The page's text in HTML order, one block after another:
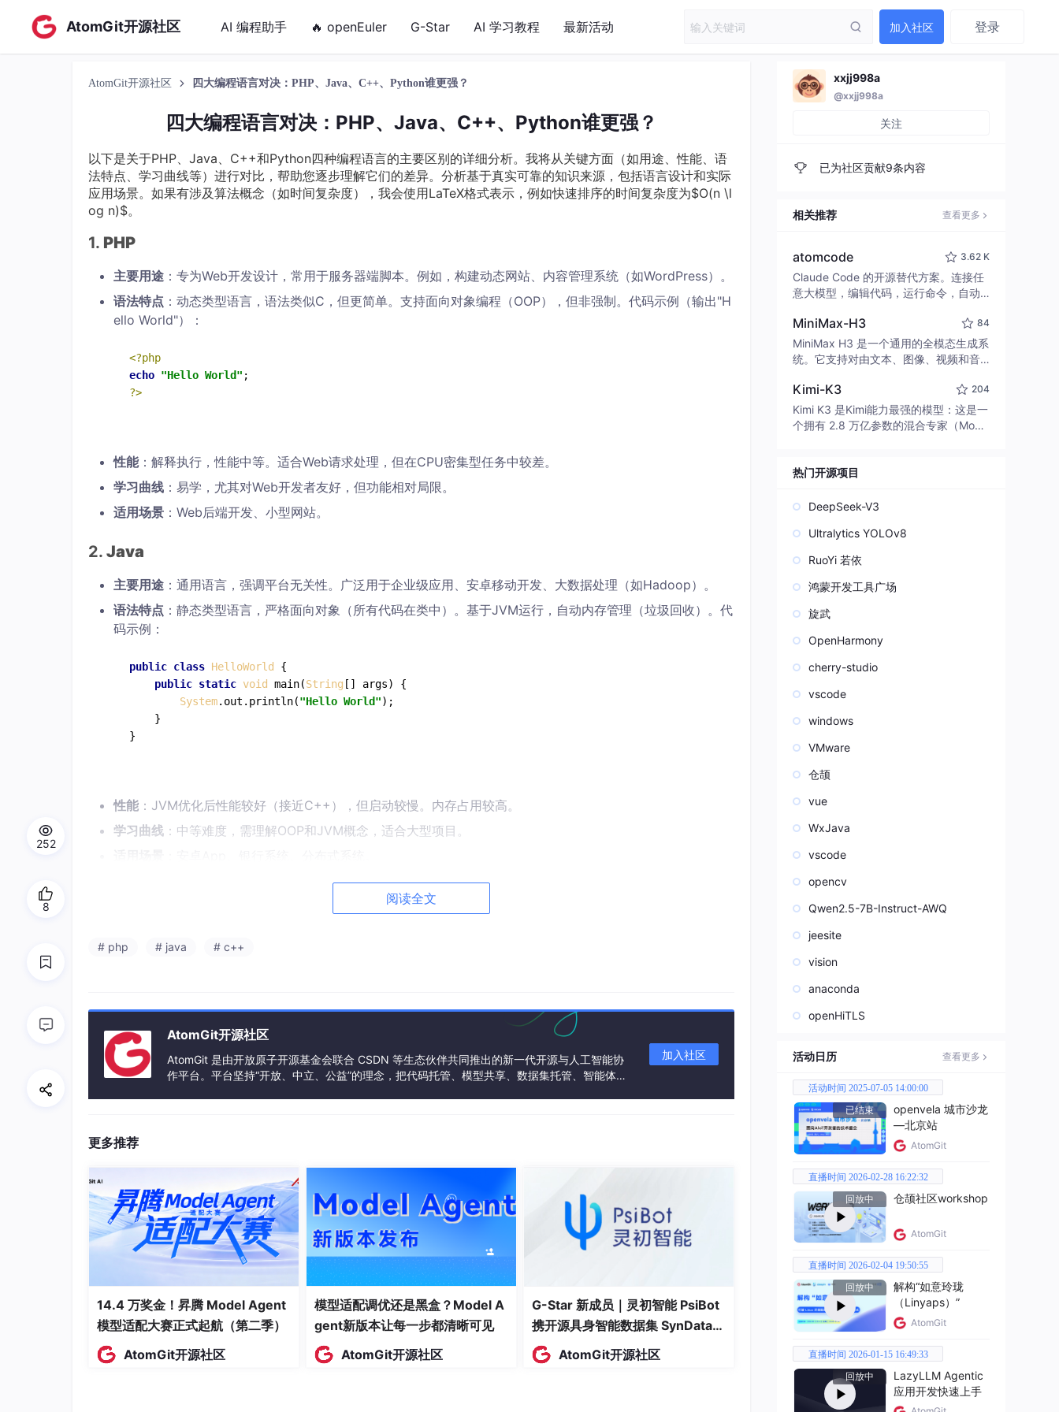
AtomGit开源社区 AI 编程助手 🔥 openEuler G-Star AI 学习教程 最新活动 加入社区 登录
AtomGit开源社区 四大编程语言对决：PHP、Java、C++、Python谁更强？
四大编程语言对决：PHP、Java、C++、Python谁更强？
以下是关于PHP、Java、C++和Python四种编程语言的主要区别的详细分析。我将从关键方面（如用途、性能、语
法特点、学习曲线等）进行对比，帮助您逐步理解它们的差异。分析基于真实可靠的知识来源，包括语言设计和实际
应用场景。如果有涉及算法概念（如时间复杂度），我会使用LaTeX格式表示，例如快速排序的时间复杂度为$O(n \l
og n)$。
1. PHP
主要用途 ：专为Web开发设计，常用于服务器端脚本。例如，构建动态网站、内容管理系统（如WordPress）。
语法特点 ：动态类型语言，语法类似C，但更简单。支持面向对象编程（OOP），但非强制。代码示例（输出"H
ello World"）：
<?php
echo "Hello World"
?>
性能：解释执行，性能中等。适合Web请求处理，但在CPU密集型任务中较差。
学习曲线 ：易学，尤其对Web开发者友好，但功能相对局限。
适用场景 ：Web后端开发、小型网站。
2. Java
主要用途 ：通用语言，强调平台无关性。广泛用于企业级应用、安卓移动开发、大数据处理（如Hadoop）。
语法特点 ：静态类型语言，严格面向对象（所有代码在类中）。基于JVM运行，自动内存管理（垃圾回收）。代
码示例：
public class HelloWorld
{
public static void main(String [] args) {
System. out . println("Hello World");
    }
性能 ：JVM优化后性能较好（接近C++），但启动较慢。内存占用较高。
学习曲线 ：中等难度，需理解OOP和JVM概念，适合大型项目。
语法特点 ：静态类型语言，支持OOP和低级操作（如指针、内存手动管理）。语法复杂，灵活性高。代码示例：
using namespace
    cout <<
"Hello World"
return 0;
性能
：陡峭，需掌握指针、内存泄漏等问题，不适合初学者。
适用场景：游戏开发、高频交易系统、硬件驱动。
4.Python
：通用脚本语言，强调简洁和可读性。流行于Web开发、数据科学、
语法特点
：动态类型语言，多范式支持（OOP、函数式）。语法简洁，代码量少。代码示例：
print("Hello World")
阅读全文
# php # java # c++
AtomGit开源社区
AtomGit 是由开放原子开源基金会联合 CSDN 等生态伙伴共同推出的新一代开源与人工智能协
作平台。平台坚持“开放、中立、公益”的理念，把代码托管、模型共享、数据集托管、智能体开
加入社区
更多推荐
14.4 万奖金！昇腾 Model Agent
模型适配大赛正式起航（第二季）
AtomGit开源社区
模型适配调优还是黑盒？Model A
gent新版本让每一步都清晰可见
AtomGit开源社区
G-Star 新成员｜灵初智能 PsiBot
携开源具身智能数据集 SynData
入驻 AtomGit
AtomGit开源社区
252
8
xxjj998a
@xxjj998a
关注
已为社区贡献9条内容
相关推荐 查看更多
atomcode 3.62 K
Claude Code 的开源替代方案。连接任
意大模型，编辑代码，运行命令，自动
致性能。 ｜ An open-source alternativ
e to Claude Code. Connect any LLM,
edit code, run commands, and verify
MiniMax-H3 84
MiniMax H3 是一个通用的全模态生成系
统。它支持对由文本、图像、视频和音
并能生成分辨率高达 2K、时长可达 15
秒的带原生立体声音频的视频。得益于
面向任务泛化的系统设计，H3 在预训练
模态指令。
Kimi-K3 204
Kimi K3 是Kimi能力最强的模型：这是一
个拥有 2.8 万亿参数的混合专家（Mo
热门开源项目
DeepSeek-V3
Ultralytics YOLOv8
RuoYi 若依
鸿蒙开发工具广场
旋武
OpenHarmony
cherry-studio
vscode
windows
VMware
仓颉
vue
WxJava
vscode
opencv
Qwen2.5-7B-Instruct-AWQ
jeesite
vision
anaconda
openHiTLS
活动日历 查看更多
活动时间 2025-07-05 14:00:00
已结束
openvela 城市沙龙
—北京站
AtomGit
直播时间 2026-02-28 16:22:32
回放中
仓颉社区workshop
AtomGit
直播时间 2026-02-04 19:50:55
回放中
解构“如意玲珑
（Linyaps）”
AtomGit
直播时间 2026-01-15 16:49:33
回放中
LazyLLM Agentic
应用开发快速上手